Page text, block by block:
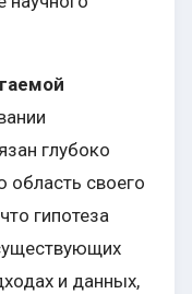
глубоко
область своего
гипотеза
и данных,